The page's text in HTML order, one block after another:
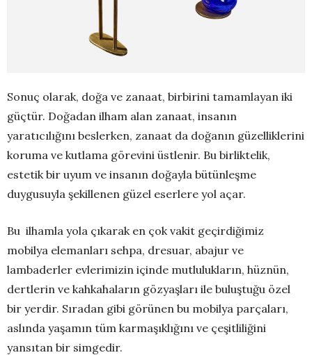
Sonuç olarak, doğa ve zanaat, birbirini tamamlayan iki
güçtür. Doğadan ilham alan zanaat, insanın
yaratıcılığını beslerken, zanaat da doğanın güzelliklerini
koruma ve kutlama görevini üstlenir. Bu birliktelik,
estetik bir uyum ve insanın doğayla bütünleşme
duygusuyla şekillenen güzel eserlere yol açar.
Bu ilhamla yola çıkarak en çok vakit geçirdiğimiz
mobilya elemanları sehpa, dresuar, abajur ve
lambaderler evlerimizin içinde mutlulukların, hüznün,
dertlerin ve kahkahaların gözyaşları ile buluştuğu özel
bir yerdir. Sıradan gibi görünen bu mobilya parçaları,
aslında yaşamın tüm karmaşıklığını ve çeşitliliğini
yansıtan bir simgedir.